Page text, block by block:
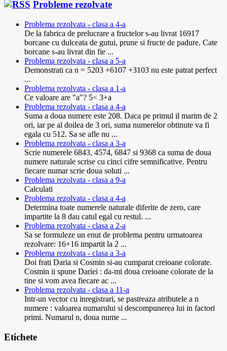
Probleme rezolvate
Problema rezolvata - clasa a 4-a
De la fabrica de prelucrare a fructelor s-au livrat 16917
borcane cu dulceata de gutui, prune si fructe de padure. Cate
borcane s-au livrat din fie ...
Problema rezolvata - clasa a 5-a
Demonstrati ca n = 5203 +6107 +3103 nu este patrat perfect
...
Problema rezolvata - clasa a 1-a
Ce valoare are "a"? 5< 3+a
Problema rezolvata - clasa a 4-a
Suma a doua numere este 208. Daca pe primul il marim de 2
ori, iar pe al doilea de 3 ori, suma numerelor obtinute va fi
egala cu 512. Sa se afle nu ...
Problema rezolvata - clasa a 3-a
Scrie numerele 6843, 4574, 6847 si 9368 ca suma de doua
numere naturale scrise cu cinci cifre semnificative. Pentru
fiecare numar scrie doua soluti ...
Problema rezolvata - clasa a 9-a
Calculati
Problema rezolvata - clasa a 4-a
Determina toate numerele naturale diferite de zero, care
impartite la 8 dau catul egal cu restul. ...
Problema rezolvata - clasa a 2-a
Sa se formuleze un enut de problema pentru urmatoarea
rezolvare: 16+16 impartit la 2 ...
Problema rezolvata - clasa a 3-a
Doi frati Daria si Cosmin si-au cumparat creioane colorate.
Cosmin ii spune Dariei : da-mi doua creioane colorate de la
tine si vom avea fiecare ac ...
Problema rezolvata - clasa a 11-a
Intr-un vector cu inregistrari, se pastreaza atributele a n
numere : valoarea numarului si descompunerea lui in factori
primi. Numarul n, doua nume ...
Etichete